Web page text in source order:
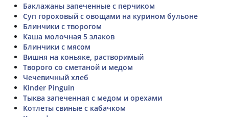
Баклажаны запеченные с перчиком
Суп гороховый с овощами на курином бульоне
Блинчики с творогом
Каша молочная 5 злаков
Блинчики с мясом
Вишня на коньяке, растворимый
Творого со сметаной и медом
Чечевичный хлеб
Kinder Pinguin
Тыква запеченная с медом и орехами
Котлеты свиные с кабачком